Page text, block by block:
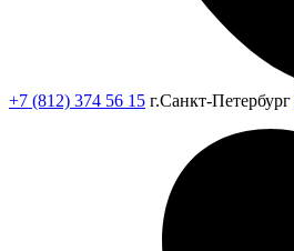
+7 (812) 374 56 15 г.Санкт-Петербург